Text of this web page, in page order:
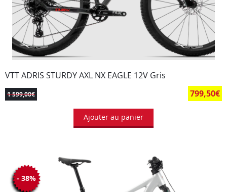
VTT ADRIS STURDY AXL NX EAGLE 12V Gris
1 599,00€ 799,50€
Ajouter au panier
- 38%